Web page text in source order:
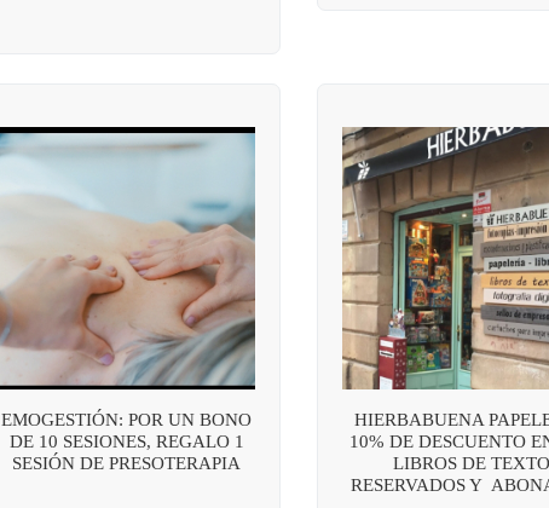
EMOGESTIÓN: POR UN BONO
DE 10 SESIONES, REGALO 1
SESIÓN DE PRESOTERAPIA
HIERBABUENA
10% DE DESCUENTO
LIBROS DE TEXTO
RESERVADOS Y